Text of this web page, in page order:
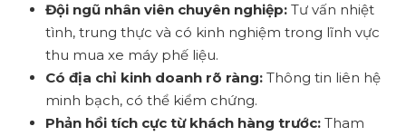
Đội ngũ nhân viên chuyên nghiệp: Tư vấn nhiệt
tình, trung thực và có kinh nghiệm trong lĩnh vực
thu mua xe máy phế liệu.
Có địa chỉ kinh doanh rõ ràng: Thông tin liên hệ
minh bạch, có thể kiểm chứng.
Phản hồi tích cực từ khách hàng trước: Tham